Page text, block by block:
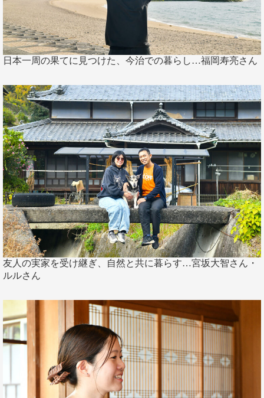
日本一周の果てに見つけた、今治での暮らし…福岡寿亮さん
友人の実家を受け継ぎ、自然と共に暮らす…宮坂大智さん・
ルルさん